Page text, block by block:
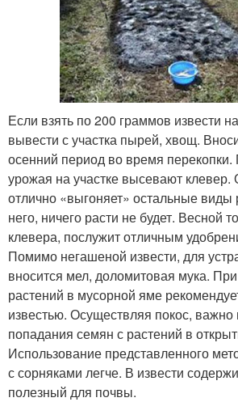
Если взять по 200 граммов извести
вывести с участка пырей, хвощ.
осенний период во время перекопки.
урожая на участке высевают
отлично «выгоняет» остальные виды
него, ничего расти не будет. Весной
клевера, послужит отличным
Помимо негашеной извести, для
вносится мел, доломитовая мука.
растений в мусорной яме
известью. Осуществляя покос, важно
попадания семян с растений в
Использование представленного
с сорняками легче. В извести
полезный для почвы.